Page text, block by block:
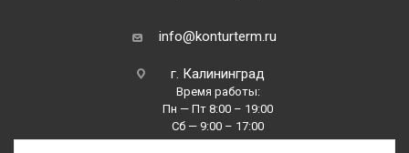
info@konturterm.ru
г. Калининград
Время работы:
Пн — Пт 8:00 – 19:00
Сб — 9:00 – 17:00
Вс —10:00 – 16:00